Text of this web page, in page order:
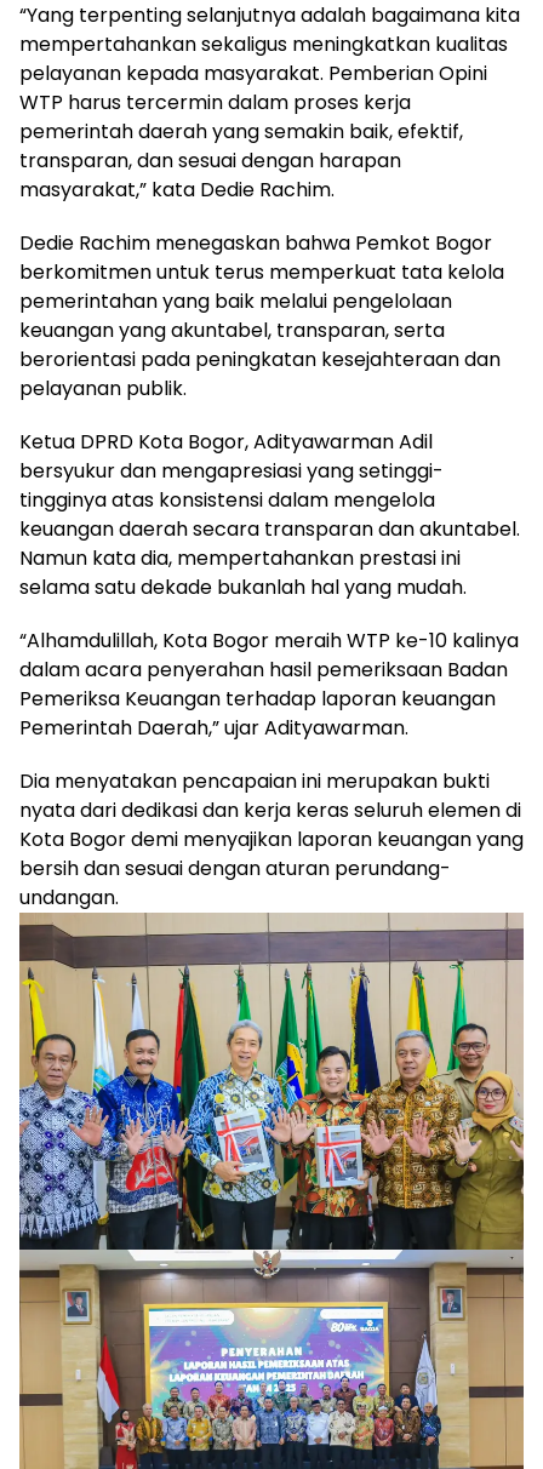
“Yang terpenting selanjutnya adalah bagaimana kita
mempertahankan sekaligus meningkatkan kualitas
pelayanan kepada masyarakat. Pemberian Opini
WTP harus tercermin dalam proses kerja
pemerintah daerah yang semakin baik, efektif,
transparan, dan sesuai dengan harapan
masyarakat,” kata Dedie Rachim.
Dedie Rachim menegaskan bahwa Pemkot Bogor
berkomitmen untuk terus memperkuat tata kelola
pemerintahan yang baik melalui pengelolaan
keuangan yang akuntabel, transparan, serta
berorientasi pada peningkatan kesejahteraan dan
pelayanan publik.
Ketua DPRD Kota Bogor, Adityawarman Adil
bersyukur dan mengapresiasi yang setinggi-
tingginya atas konsistensi dalam mengelola
keuangan daerah secara transparan dan akuntabel.
Namun kata dia, mempertahankan prestasi ini
selama satu dekade bukanlah hal yang mudah.
“Alhamdulillah, Kota Bogor meraih WTP ke-10 kalinya
dalam acara penyerahan hasil pemeriksaan Badan
Pemeriksa Keuangan terhadap laporan keuangan
Pemerintah Daerah,” ujar Adityawarman.
Dia menyatakan pencapaian ini merupakan bukti
nyata dari dedikasi dan kerja keras seluruh elemen di
Kota Bogor demi menyajikan laporan keuangan yang
bersih dan sesuai dengan aturan perundang-
undangan.